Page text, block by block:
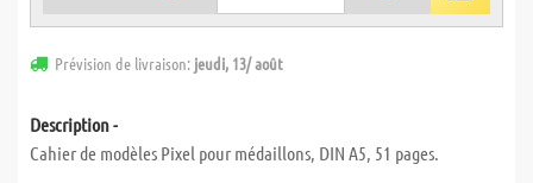
Prévision de livraison: jeudi, 13/ août
Description -
Cahier de modèles Pixel pour médaillons, DIN A5, 51 pages.